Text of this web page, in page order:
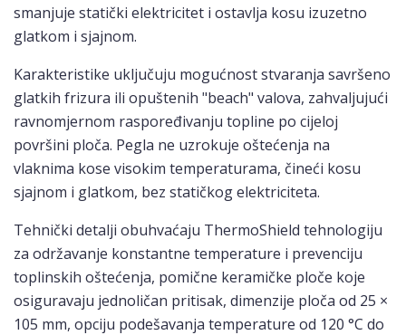
smanjuje statički elektricitet i ostavlja kosu izuzetno
glatkom i sjajnom.
Karakteristike uključuju mogućnost stvaranja savršeno
glatkih frizura ili opuštenih "beach" valova, zahvaljujući
ravnomjernom raspoređivanju topline po cijeloj
površini ploča. Pegla ne uzrokuje oštećenja na
vlaknima kose visokim temperaturama, čineći kosu
sjajnom i glatkom, bez statičkog elektriciteta.
Tehnički detalji obuhvaćaju ThermoShield tehnologiju
za održavanje konstantne temperature i prevenciju
toplinskih oštećenja, pomične keramičke ploče koje
osiguravaju jednoličan pritisak, dimenzije ploča od 25 ×
105 mm, opciju podešavanja temperature od 120 °C do